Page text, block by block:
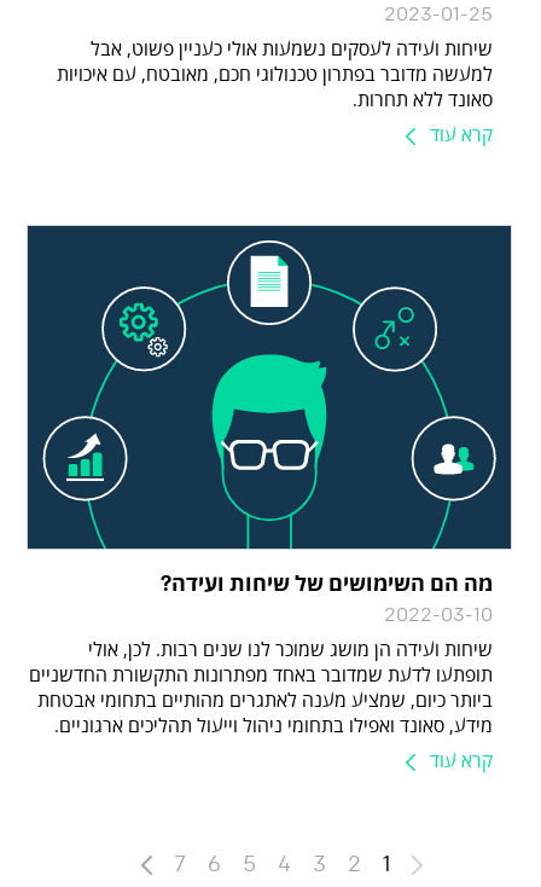
2023-01-25
שיחות ועידה לעסקים נשמעות אולי כעניין פשוט, אבל
למעשה מדובר בפתרון טכנולוגי חכם, מאובטח, עם איכויות
סאונד ללא תחרות.
קרא עוד
מה הם השימושים של שיחות ועידה?
2022-03-10
שיחות ועידה הן מושג שמוכר לנו שנים רבות. לכן, אולי
תופתעו לדעת שמדובר באחד מפתרונות התקשורת החדשניים
ביותר כיום, שמציע מענה לאתגרים מהותיים בתחומי אבטחת
מידע, סאונד ואפילו בתחומי ניהול וייעול תהליכים ארגוניים.
קרא עוד
1
2
3
4
5
6
7